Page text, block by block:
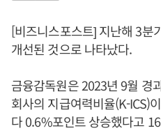
[비즈니스포스트] 지난해 3분
개선된 것으로 나타났다.
금융감독원은 2023년 9월 경
회사의 지급여력비율(K-ICS)
다 0.6%포인트 상승했다고